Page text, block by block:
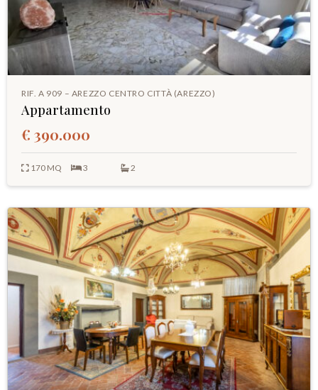
RIF. A 909 – AREZZO CENTRO CITTÀ (AREZZO)
Appartamento
€ 390.000
170 MQ 3 2